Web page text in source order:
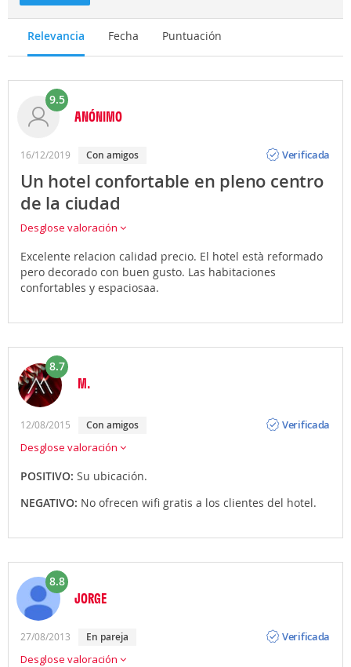
Relevancia Fecha Puntuación
9.5
ANÓNIMO
16/12/2019 con amigos
Verificada
Un hotel confortable en pleno centro
de la ciudad
Desglose valoración
Excelente relacion calidad precio. El hotel està reformado
pero decorado con buen gusto. Las habitaciones
confortables y espaciosaa.
8.7
M.
12/08/2015 con amigos
Verificada
Desglose valoración
POSITIVO: Su ubicación.
NEGATIVO: No ofrecen wifi gratis a los clientes del hotel.
8.8
JORGE
27/08/2013 en pareja
Verificada
Desglose valoración